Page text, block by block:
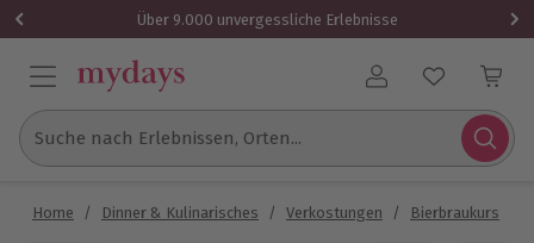
Über 9.000 unvergessliche Erlebnisse
Benutzerkonto
Suche nach Erlebnissen, Orten...
Home / Dinner & Kulinarisches / Verkostungen / Bierbraukurs